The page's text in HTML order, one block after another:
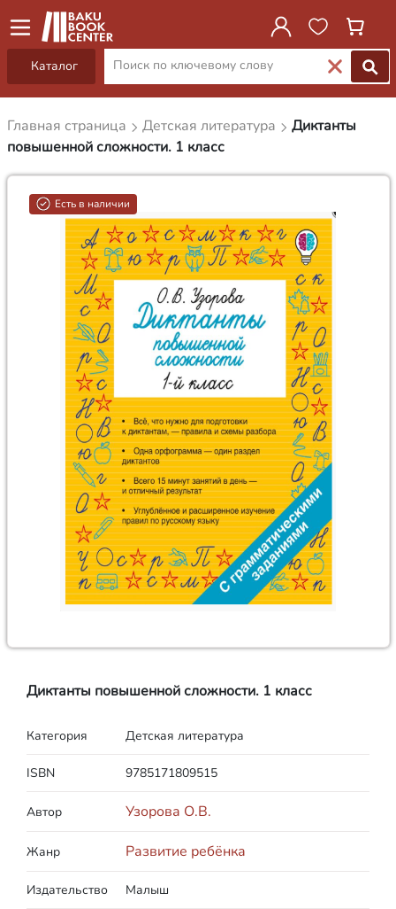
Каталог
Главная страница Детская литература
Диктанты
повышенной сложности. 1 класс
Есть в наличии
Диктанты повышенной сложности. 1 класс
Категория Детская литература
ISBN 9785171809515
Автор Узорова О.В.
Жанр Развитие ребёнка
Издательство Малыш